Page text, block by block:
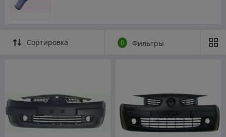
Сортировка 0 Фильтры